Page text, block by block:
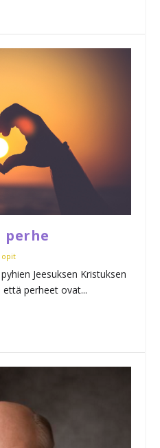
perhe
opit
Jeesuksen Kristuksen
perheet ovat...